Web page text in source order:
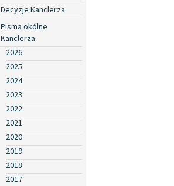
Decyzje Kanclerza
Pisma okólne
Kanclerza
2026
2025
2024
2023
2022
2021
2020
2019
2018
2017